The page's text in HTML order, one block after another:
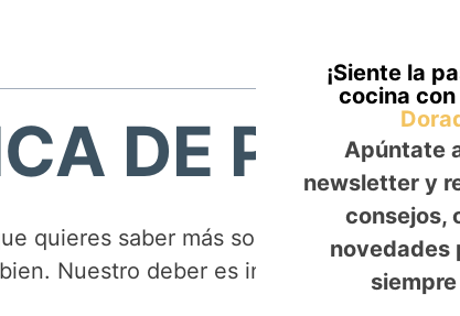
DE
quieres saber más sobre las
Nuestro deber es informarte y el tuyo
¡Siente la
cocina con
Apúntate
newsletter y
consejos,
novedades